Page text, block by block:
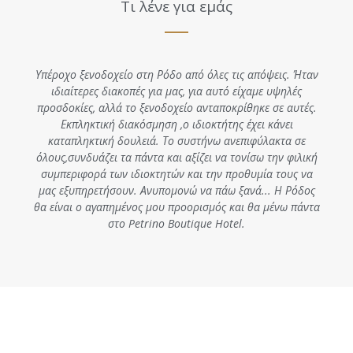
Τι λένε για εμάς
Υπέροχο ξενοδοχείο στη Ρόδο από όλες τις απόψεις. Ήταν
ιδιαίτερες διακοπές για μας, για αυτό είχαμε υψηλές
προσδοκίες, αλλά το ξενοδοχείο ανταποκρίθηκε σε αυτές.
Εκπληκτική διακόσμηση ,ο ιδιοκτήτης έχει κάνει
καταπληκτική δουλειά. Το συστήνω ανεπιφύλακτα σε
όλους,συνδυάζει τα πάντα και αξίζει να τονίσω την φιλική
συμπεριφορά των ιδιοκτητών και την προθυμία τους να
μας εξυπηρετήσουν. Ανυπομονώ να πάω ξανά... Η Ρόδος
θα είναι ο αγαπημένος μου προορισμός και θα μένω πάντα
στο Petrino Boutique Hotel.